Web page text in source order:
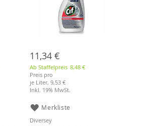
11,34 €
Ab Staffelpreis 8,48 €
Preis pro
je Liter,9,53 €
Inkl. 19% MwSt.
Merkliste
Diversey